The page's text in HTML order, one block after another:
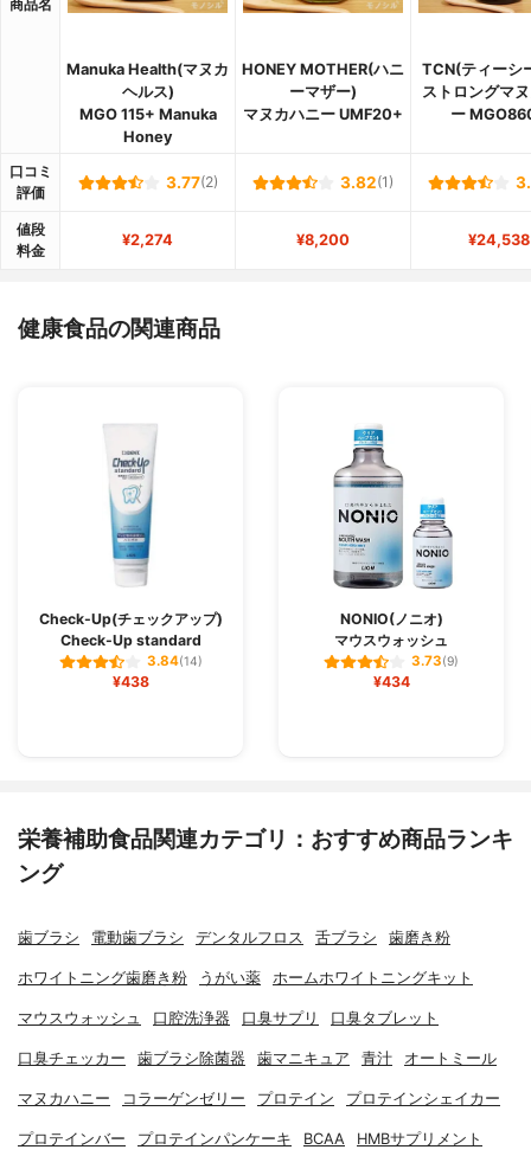
商品名
Manuka Health(マヌカ
ヘルス)
MGO 115+ Manuka
Honey
HONEY MOTHER(ハニ
ーマザー)
マヌカハニー UMF20+
TCN(ティーシ
ストロングマ
ー
口コミ
評価
3.77(2) 3.82(1)
値段
料金
¥2,274 ¥8,200 ¥24,538
健康食品の関連商品
Check-Up(チェックアップ)
Check-Up standard
3.84(14)
¥438
NONIO(ノニオ)
マウスウォッシュ
3.73(9)
¥434
栄養補助食品関連カテゴリ：おすすめ商品ランキ
ング
歯ブラシ 電動歯ブラシ デンタルフロス 舌ブラシ 歯磨き粉
ホワイトニング歯磨き粉 うがい薬 ホームホワイトニングキット
マウスウォッシュ 口腔洗浄器 口臭サプリ 口臭タブレット
口臭チェッカー 歯ブラシ除菌器 歯マニキュア 青汁 オートミール
マヌカハニー コラーゲンゼリー プロテイン プロテインシェイカー
プロテインバー プロテインパンケーキ BCAA HMBサプリメント